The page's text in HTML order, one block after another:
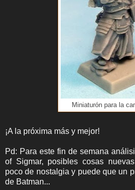
Miniaturón para la
¡A la próxima más y mejor!
Pd: Para este fin de semana
of Sigmar, posibles cosas
poco de nostalgia y puede que un
de Batman...